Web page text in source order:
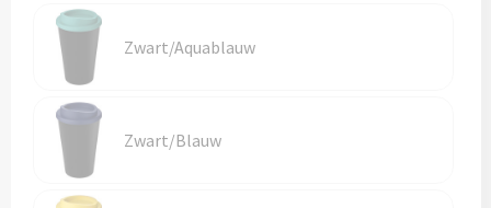
Zwart/Aquablauw
Zwart/Blauw